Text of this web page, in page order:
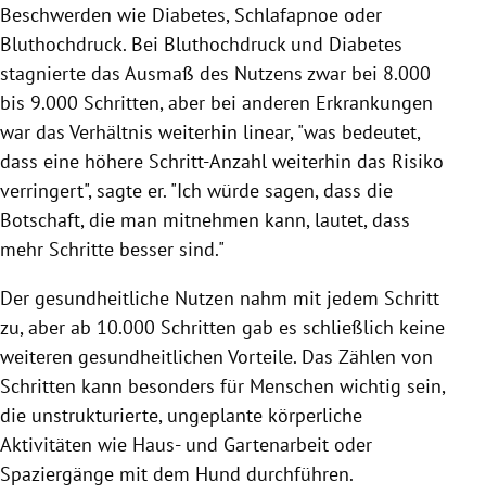
Beschwerden wie Diabetes, Schlafapnoe oder
Bluthochdruck. Bei Bluthochdruck und Diabetes
stagnierte das Ausmaß des Nutzens zwar bei 8.000
bis 9.000 Schritten, aber bei anderen Erkrankungen
war das Verhältnis weiterhin linear, "was bedeutet,
dass eine höhere Schritt-Anzahl weiterhin das Risiko
verringert", sagte er. "Ich würde sagen, dass die
Botschaft, die man mitnehmen kann, lautet, dass
mehr Schritte besser sind."
Der gesundheitliche Nutzen nahm mit jedem Schritt
zu, aber ab 10.000 Schritten gab es schließlich keine
weiteren gesundheitlichen Vorteile. Das Zählen von
Schritten kann besonders für Menschen wichtig sein,
die unstrukturierte, ungeplante körperliche
Aktivitäten wie Haus- und Gartenarbeit oder
Spaziergänge mit dem Hund durchführen.